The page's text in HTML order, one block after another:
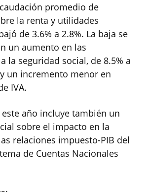
promedio de
la renta y utilidades
de 3.6% a 2.8%. La baja se
un aumento en las
la seguridad social, de 8.5% a
un incremento menor en
IVA.
año incluye también un
sobre el impacto en la
relaciones impuesto-PIB del
de Cuentas Nacionales